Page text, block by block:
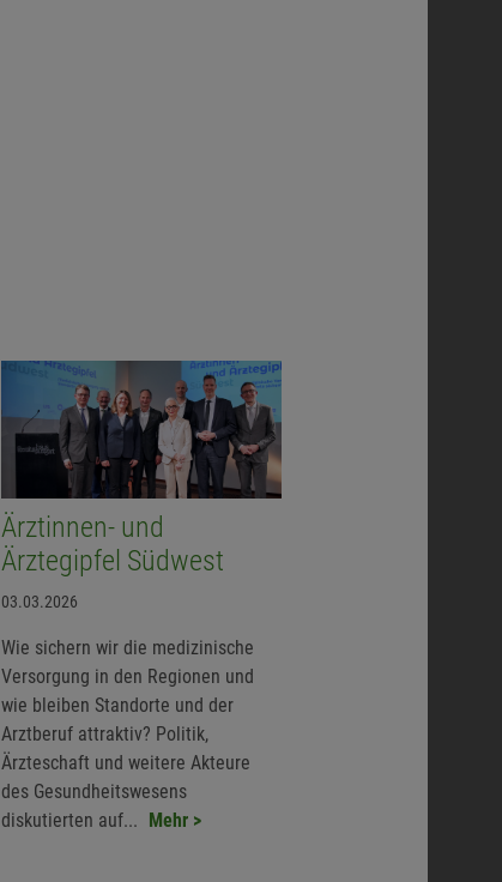
Ärztinnen- und
Ärztegipfel Südwest
03.03.2026
Wie sichern wir die medizinische
Versorgung in den Regionen und
wie bleiben Standorte und der
Arztberuf attraktiv? Politik,
Ärzteschaft und weitere Akteure
des Gesundheitswesens
diskutierten auf... Mehr >